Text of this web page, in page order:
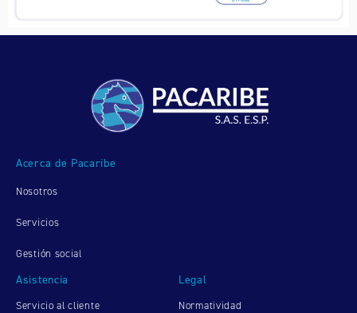
Acerca de Pacaribe
Nosotros
Servicios
Gestión social
Asistencia
Servicio al cliente
Legal
Normatividad